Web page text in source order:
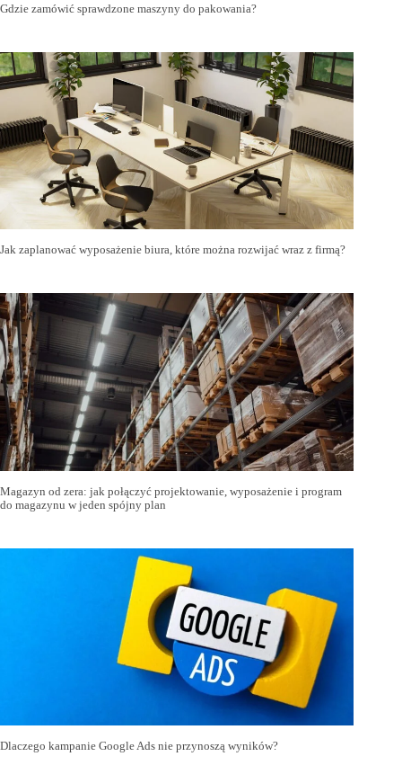
Gdzie zamówić sprawdzone maszyny do pakowania?
Jak zaplanować wyposażenie biura, które można rozwijać wraz z firmą?
Magazyn od zera: jak połączyć projektowanie, wyposażenie i program
do magazynu w jeden spójny plan
Dlaczego kampanie Google Ads nie przynoszą wyników?